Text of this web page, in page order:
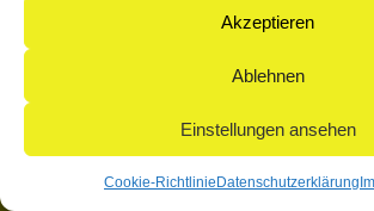
Akzeptieren
Ablehnen
Einstellungen ansehen
Cookie-Richtlinie Datenschutzerklärung
71365 Weinstadt | Germany